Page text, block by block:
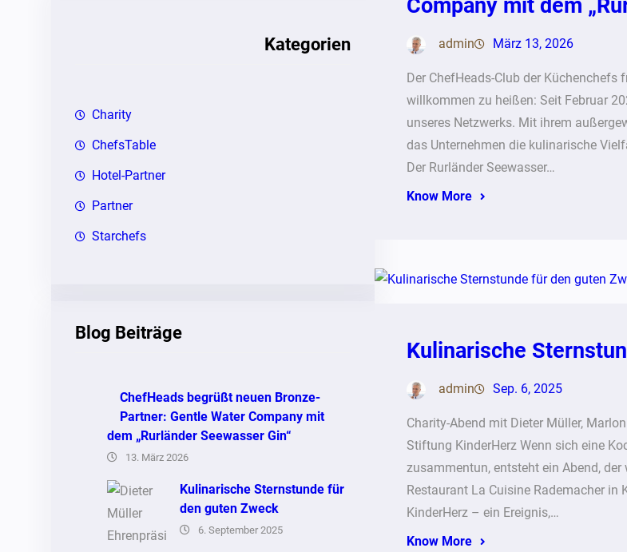
Kategorien
Charity
ChefsTable
Hotel-Partner
Partner
Starchefs
Blog Beiträge
ChefHeads begrüßt neuen Bronze-
Partner: Gentle Water Company mit
dem „Rurländer Seewasser Gin“
13. März 2026
Kulinarische Sternstunde für
den guten Zweck
6. September 2025
Company mit dem
admin März 13, 2026
Der ChefHeads-Club der Küchenchefs
willkommen zu heißen: Seit Februar
unseres Netzwerks. Mit ihrem
das Unternehmen die kulinarische
Der Rurländer Seewasser…
Know More
Kulinarische
admin Sep. 6, 2025
Charity-Abend mit Dieter Müller,
Stiftung KinderHerz Wenn sich eine
zusammentun, entsteht ein Abend,
Restaurant La Cuisine Rademacher in
KinderHerz – ein Ereignis,…
Know More